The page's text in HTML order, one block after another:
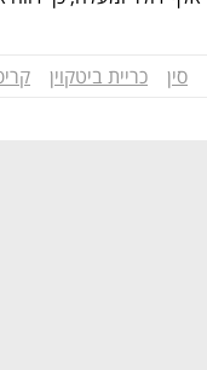
סין כריית ביטקוין